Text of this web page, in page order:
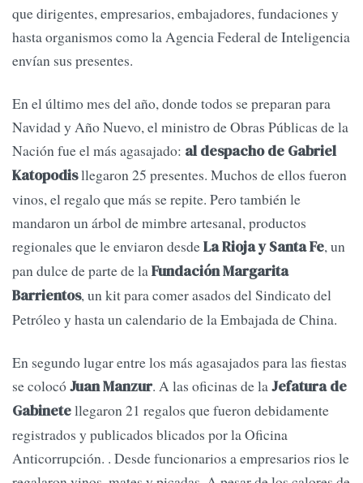
que dirigentes, empresarios, embajadores, fundaciones y
hasta organismos como la Agencia Federal de Inteligencia
envían sus presentes.
En el último mes del año, donde todos se preparan para
Navidad y Año Nuevo, el ministro de Obras Públicas de la
Nación fue el más agasajado: al despacho de Gabriel
Katopodisllegaron 25 presentes. Muchos de ellos fueron
vinos, el regalo que más se repite. Pero también le
mandaron un árbol de mimbre artesanal, productos
regionales que le enviaron desdeLa Rioja y Santa Fe, un
pan dulce de parte de laFundación Margarita
Barrientos, un kit para comer asados del Sindicato del
Petróleo y hasta un calendario de la Embajada de China.
En segundo lugar entre los más agasajados para las fiestas
se colocóJuan Manzur. A las oficinas de laJefatura de
Gabinetellegaron 21 regalos que fueron debidamente
registrados y publicados blicados por la Oficina
Anticorrupción. . Desde funcionarios a empresarios rios le